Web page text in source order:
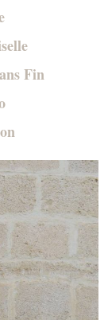
Fin